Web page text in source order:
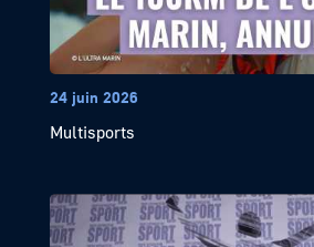
24 juin 2026
Multisports